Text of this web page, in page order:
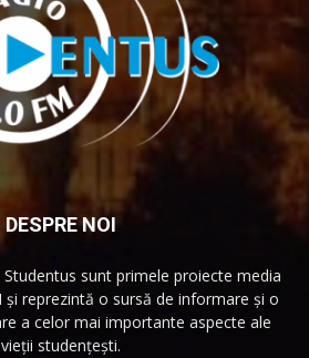
DESPRE NOI
sunt primele proiecte media
și reprezintă o sursă de informare și o
a celor mai importante aspecte ale
vieții studențești.